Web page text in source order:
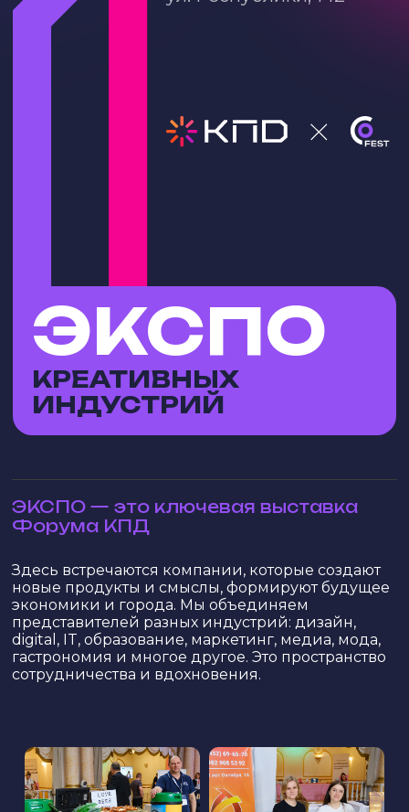
ЭКСПО
ЭКСПО — это ключевая выставка
Форума КПД
Здесь встречаются компании, которые создают
новые продукты и смыслы, формируют будущее
экономики и города. Мы объединяем
представителей разных индустрий: дизайн,
digital, IT, образование, маркетинг, медиа, мода,
гастрономия и многое другое. Это пространство
сотрудничества и вдохновения.